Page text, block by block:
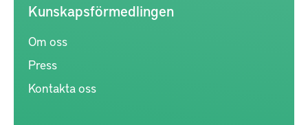
Kunskapsförmedlingen
Om oss
Press
Kontakta oss